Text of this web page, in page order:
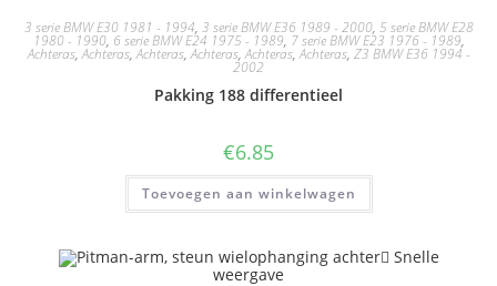
3 serie BMW E30 1981 - 1994, 3 serie BMW E36 1989 - 2000, 5 serie BMW E28
1980 - 1990, 6 serie BMW E24 1975 - 1989, 7 serie BMW E23 1976 - 1989,
Achteras,Achteras,Achteras,Achteras,Achteras,Achteras, Z3 BMW E36 1994 -
2002
Pakking 188 differentieel
€6.85
Toevoegen aan winkelwagen
Snelle
weergave